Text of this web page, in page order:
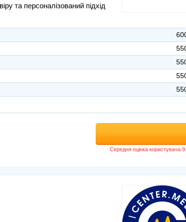
та персоналізований підхід